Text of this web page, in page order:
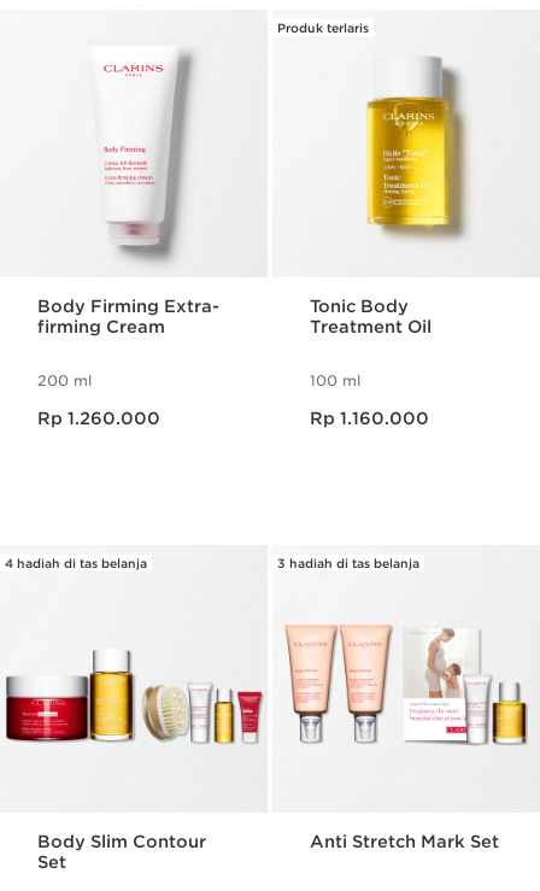
Body Firming Extra-
firming Cream
200 ml
Rp 1.260.000
Produk terlaris
Tonic Body
Treatment Oil
100 ml
Rp 1.160.000
4 hadiah di tas belanja
Body Slim Contour
Set
3 hadiah di tas belanja
Anti Stretch Mark Set